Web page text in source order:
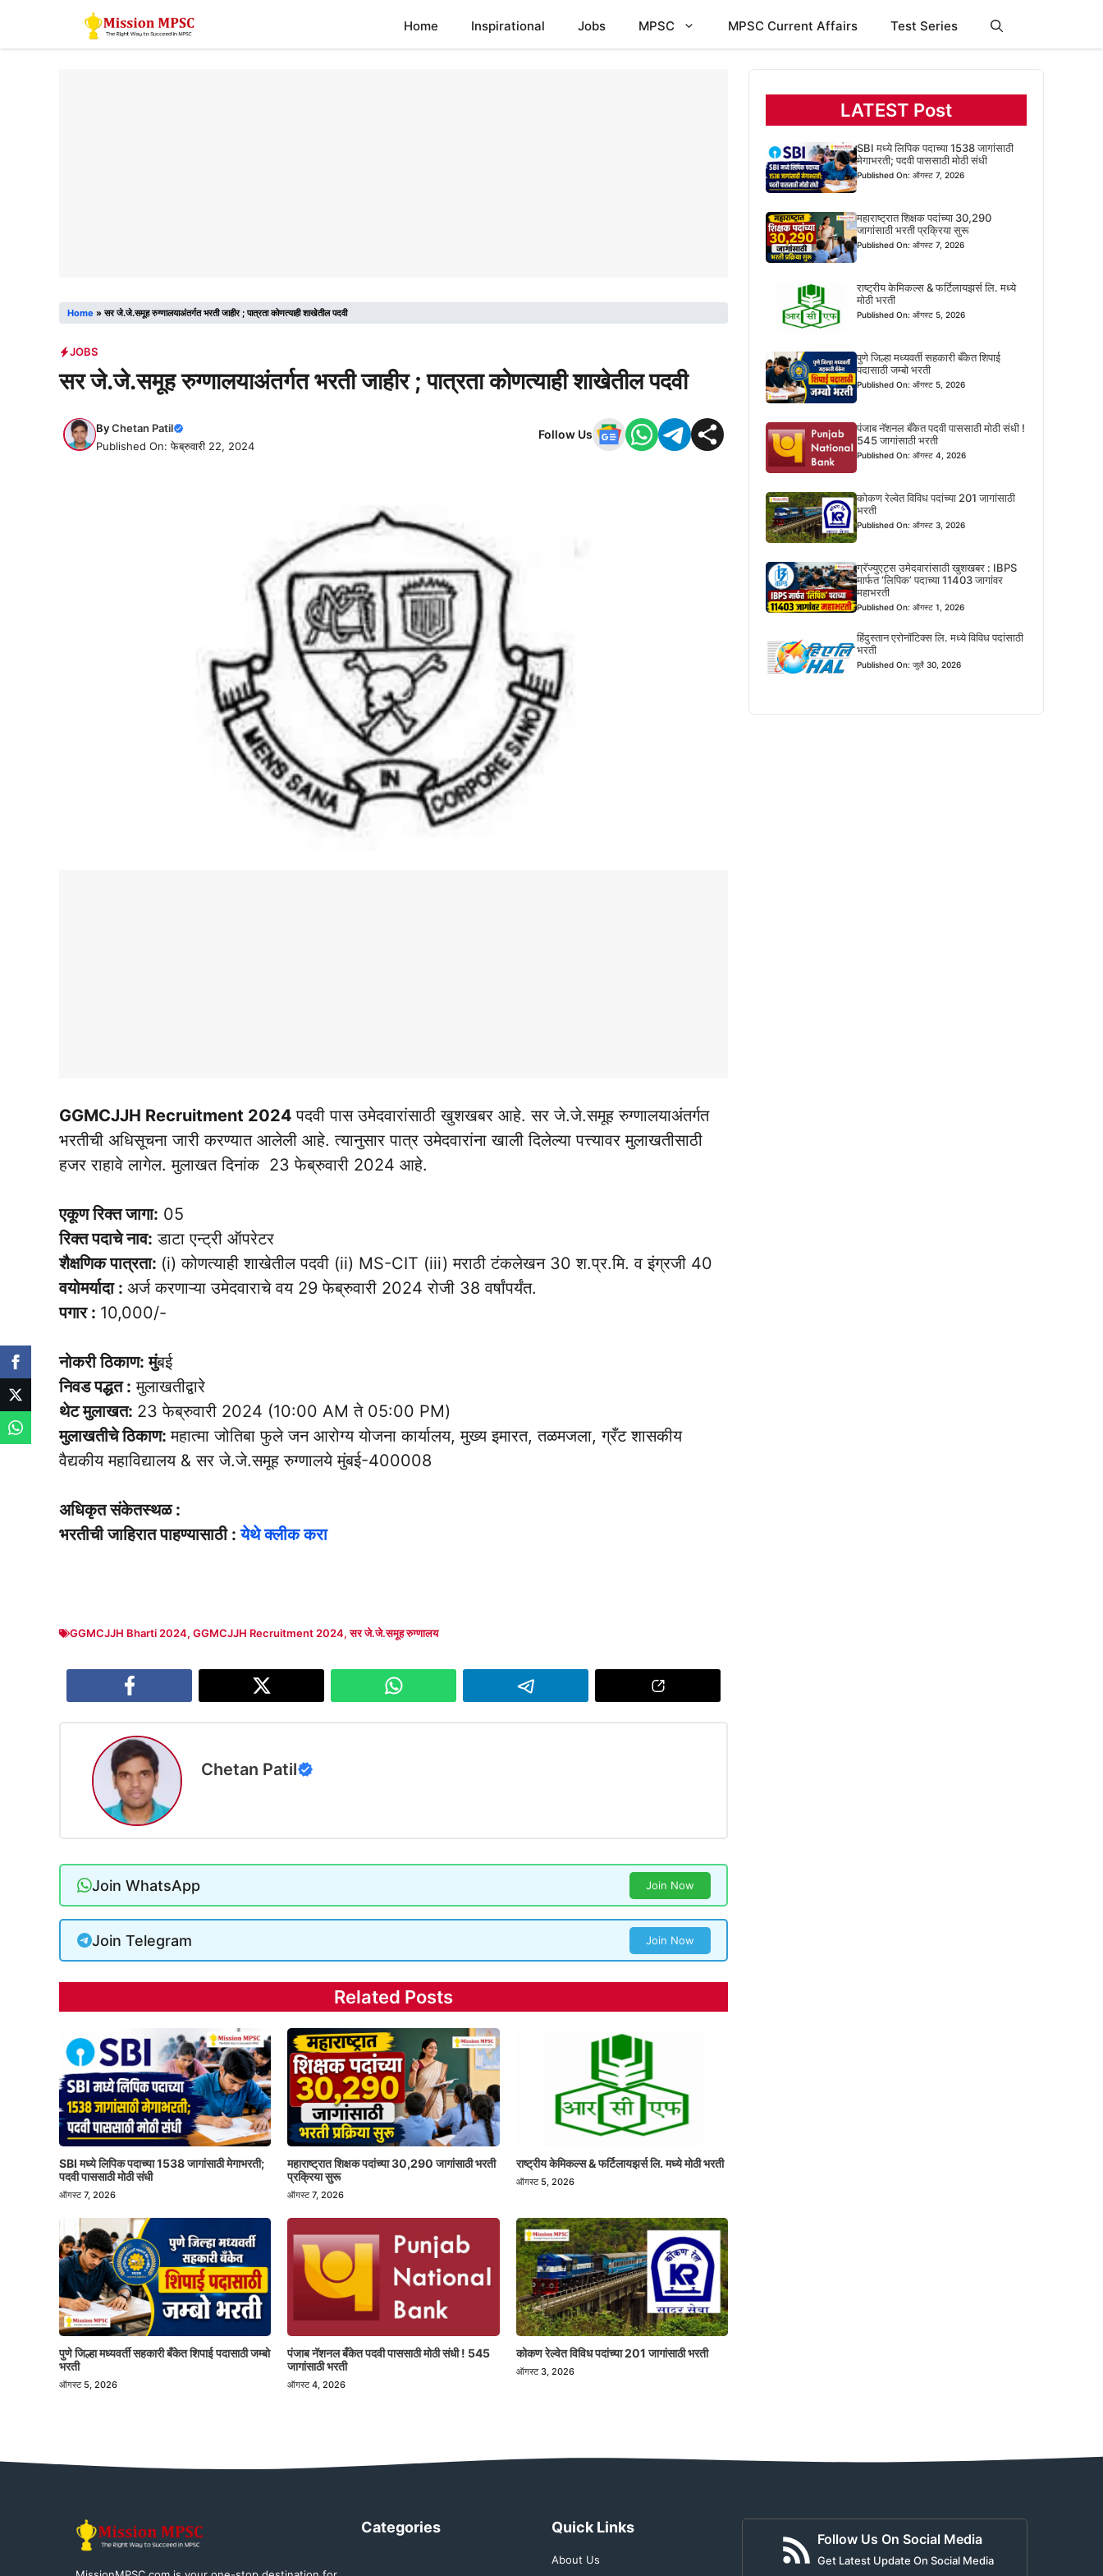
Home Inspirational Jobs MPSC MPSC Current Affairs Test Series
Home »सर जे.जे.समूह रुग्णालयाअंतर्गत भरती जाहीर ; पात्रता कोणत्याही शाखेतील पदवी
JOBS
सर जे.जे.समूह रुग्णालयाअंतर्गत भरती जाहीर ; पात्रता कोणत्याही शाखेतील पदवी
ByChetan Patil
Published On: फेब्रुवारी 22, 2024
Follow Us
GGMCJJH Recruitment 2024पदवी पास उमेदवारांसाठी खुशखबर आहे. सर जे.जे.समूह रुग्णालयाअंतर्गत
भरतीची अधिसूचना जारी करण्यात आलेली आहे. त्यानुसार पात्र उमेदवारांना खाली दिलेल्या पत्त्यावर मुलाखतीसाठी
हजर राहावे लागेल. मुलाखत दिनांक 23 फेब्रुवारी 2024 आहे.
एकूण रिक्त जागा: 05
रिक्त पदाचे नाव: डाटा एन्ट्री ऑपरेटर
शैक्षणिक पात्रता: (i) कोणत्याही शाखेतील पदवी (ii) MS-CIT (iii) मराठी टंकलेखन 30 श.प्र.मि. व इंग्रजी 40
वयोमर्यादा : अर्ज करणाऱ्या उमेदवाराचे वय 29 फेब्रुवारी 2024 रोजी 38 वर्षांपर्यंत.
पगार : 10,000/-
नोकरी ठिकाण: मुंबई
निवड पद्धत : मुलाखतीद्वारे
थेट मुलाखत: 23 फेब्रुवारी 2024 (10:00 AM ते 05:00 PM)
मुलाखतीचे ठिकाण:महात्मा जोतिबा फुले जन आरोग्य योजना कार्यालय, मुख्य इमारत, तळमजला, ग्रँट शासकीय
वैद्यकीय महाविद्यालय & सर जे.जे.समूह रुग्णालये मुंबई-400008
अधिकृत संकेतस्थळ :
भरतीची जाहिरात पाहण्यासाठी :येथे क्लीक करा
GGMCJJH Bharti 2024, GGMCJJH Recruitment 2024,सर जे.जे.समूह रुग्णालय
Chetan Patil
Join WhatsApp Join Now
Join Telegram Join Now
Related Posts
SBI मध्ये लिपिक पदाच्या 1538 जागांसाठी मेगाभरती;
पदवी पाससाठी मोठी संधी
ऑगस्ट 7, 2026
महाराष्ट्रात शिक्षक पदांच्या 30,290 जागांसाठी भरती
प्रक्रिया सुरू
ऑगस्ट 7, 2026
राष्ट्रीय केमिकल्स & फर्टिलायझर्स लि. मध्ये मोठी भरती
ऑगस्ट 5, 2026
पुणे जिल्हा मध्यवर्ती सहकारी बँकेत शिपाई पदासाठी जम्बो
भरती
ऑगस्ट 5, 2026
पंजाब नॅशनल बँकेत पदवी पाससाठी मोठी संधी ! 545
जागांसाठी भरती
ऑगस्ट 4, 2026
कोकण रेल्वेत विविध पदांच्या 201 जागांसाठी भरती
ऑगस्ट 3, 2026
LATEST Post
SBI मध्ये लिपिक पदाच्या 1538 जागांसाठी
मेगाभरती; पदवी पाससाठी मोठी संधी
Published On: ऑगस्ट 7, 2026
महाराष्ट्रात शिक्षक पदांच्या 30,290
जागांसाठी भरती प्रक्रिया सुरू
Published On: ऑगस्ट 7, 2026
राष्ट्रीय केमिकल्स & फर्टिलायझर्स लि. मध्ये
मोठी भरती
Published On: ऑगस्ट 5, 2026
पुणे जिल्हा मध्यवर्ती सहकारी बँकेत शिपाई
पदासाठी जम्बो भरती
Published On: ऑगस्ट 5, 2026
पंजाब नॅशनल बँकेत पदवी पाससाठी मोठी संधी !
545 जागांसाठी भरती
Published On: ऑगस्ट 4, 2026
कोकण रेल्वेत विविध पदांच्या 201 जागांसाठी
भरती
Published On: ऑगस्ट 3, 2026
ग्रॅज्युएट्स उमेदवारांसाठी खुशखबर : IBPS
मार्फत ‘लिपिक’ पदाच्या 11403 जागांवर
महाभरती
Published On: ऑगस्ट 1, 2026
हिंदुस्तान एरोनॉटिक्स लि. मध्ये विविध पदांसाठी
भरती
Published On: जुलै 30, 2026
Categories Quick Links
About Us
Follow Us On Social Media
Get Latest Update On Social Media